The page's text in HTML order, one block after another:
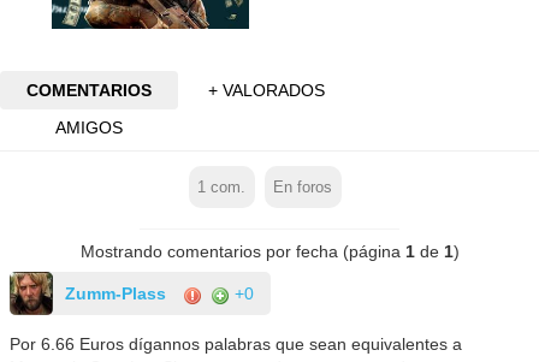
COMENTARIOS
+ VALORADOS
AMIGOS
1 com. En foros
Mostrando comentarios por fecha (página 1de 1)
Zumm-Plass +0
Por 6.66 Euros dígannos palabras que sean equivalentes a